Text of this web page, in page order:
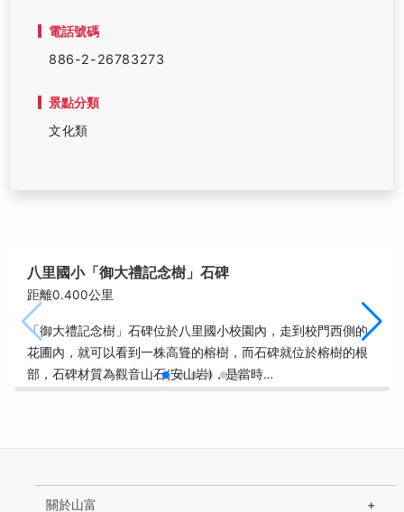
電話號碼
886-2-26783273
景點分類
文化類
八里國小「御大禮記念樹」石碑
距離0.400公里
「御大禮記念樹」石碑位於八里國小校園內，走到校門西側的
花圃內，就可以看到一株高聳的榕樹，而石碑就位於榕樹的根
部，石碑材質為觀音山石(安山岩)，是當時…
關於山富